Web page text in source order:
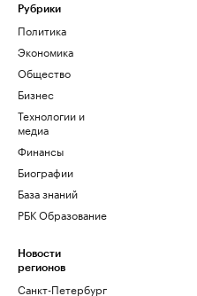
Рубрики
Политика
Экономика
Общество
Бизнес
Технологии и
медиа
Финансы
Биографии
База знаний
РБК Образование
Новости
регионов
Санкт-Петербург